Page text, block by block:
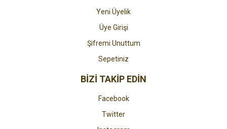
Yeni Üyelik
Üye Girişi
Şifremi Unuttum
Sepetiniz
BİZİ TAKİP EDİN
Facebook
Twitter